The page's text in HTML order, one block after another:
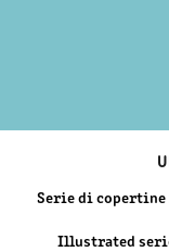
Serie di copertine
Illustrated